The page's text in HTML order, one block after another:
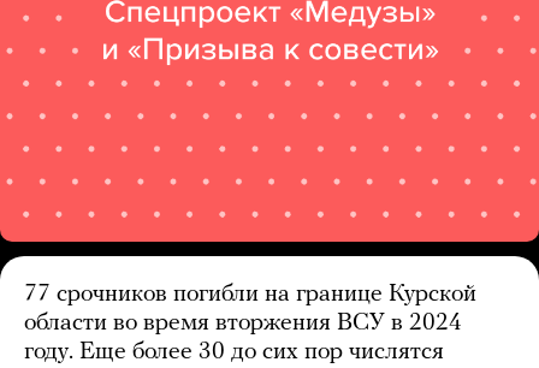
77 срочников погибли на границе Курской
области во время вторжения ВСУ в 2024
году. Еще более 30 до сих пор числятся